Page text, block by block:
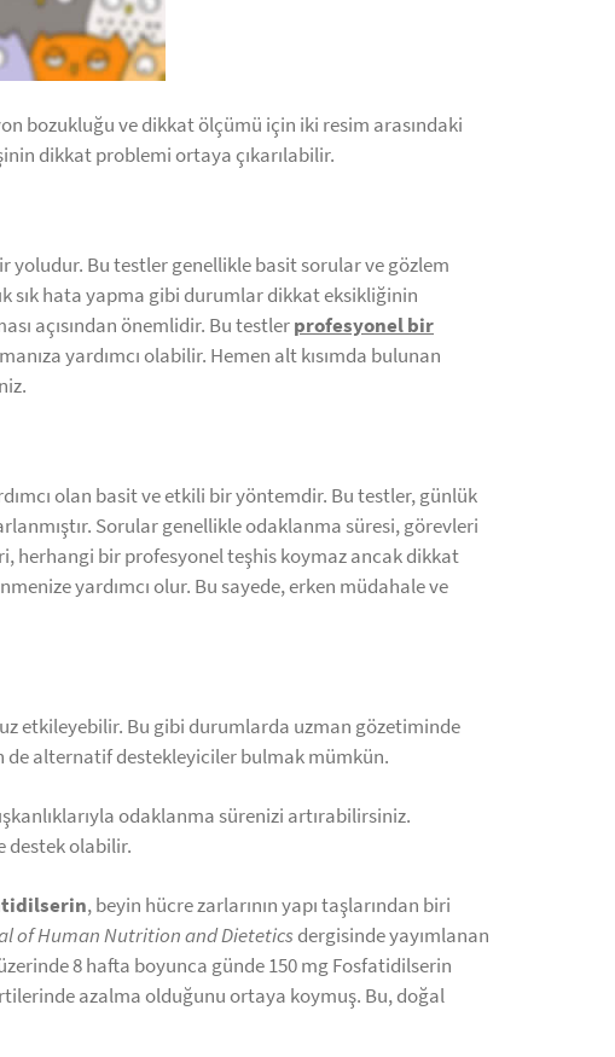
bozukluğu ve dikkat ölçümü için iki resim arasındaki
dikkat problemi ortaya çıkarılabilir.
Bu testler genellikle basit sorular ve gözlem
sık hata yapma gibi durumlar dikkat eksikliğinin
açısından önemlidir. Bu testlerprofesyonel bir
yardımcı olabilir. Hemen alt kısımda bulunan
olan basit ve etkili bir yöntemdir. Bu testler, günlük
Sorular genellikle odaklanma süresi, görevleri
herhangi bir profesyonel teşhis koymaz ancak dikkat
yardımcı olur. Bu sayede, erken müdahale ve
etkileyebilir. Bu gibi durumlarda uzman gözetiminde
de alternatif destekleyiciler bulmak mümkün.
odaklanma sürenizi artırabilirsiniz.
destek olabilir.
, beyin hücre zarlarının yapı taşlarından biri
of Human Nutrition and Dietetics dergisinde yayımlanan
8 hafta boyunca günde 150 mg Fosfatidilserin
azalma olduğunu ortaya koymuş. Bu, doğal